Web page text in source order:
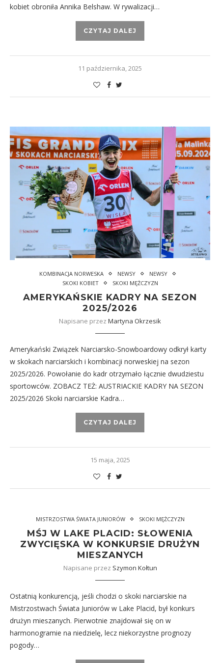
kobiet obroniła Annika Belshaw. W rywalizacji…
CZYTAJ DALEJ
11 października, 2025
KOMBINACJA NORWESKA NEWSY
NEWSY
SKOKI KOBIET
SKOKI MĘŻCZYZN
AMERYKAŃSKIE KADRY NA SEZON
2025/2026
Napisane przez Martyna Okrzesik
Amerykański Związek Narciarsko-Snowboardowy odkrył karty
w skokach narciarskich i kombinacji norweskiej na sezon
2025/2026. Powołanie do kadr otrzymało łącznie dwudziestu
sportowców. ZOBACZ TEŻ: AUSTRIACKIE KADRY NA SEZON
2025/2026 Skoki narciarskie Kadra…
CZYTAJ DALEJ
15 maja, 2025
MISTRZOSTWA ŚWIATA JUNIORÓW SKOKI MĘŻCZYZN
MŚJ W LAKE PLACID: SŁOWENIA
ZWYCIĘSKA W KONKURSIE DRUŻYN
MIESZANYCH
Napisane przez Szymon Kołtun
Ostatnią konkurencją, jeśli chodzi o skoki narciarskie na
Mistrzostwach Świata Juniorów w Lake Placid, był konkurs
drużyn mieszanych. Pierwotnie znajdował się on w
harmonogramie na niedzielę, lecz niekorzystne prognozy
pogody…